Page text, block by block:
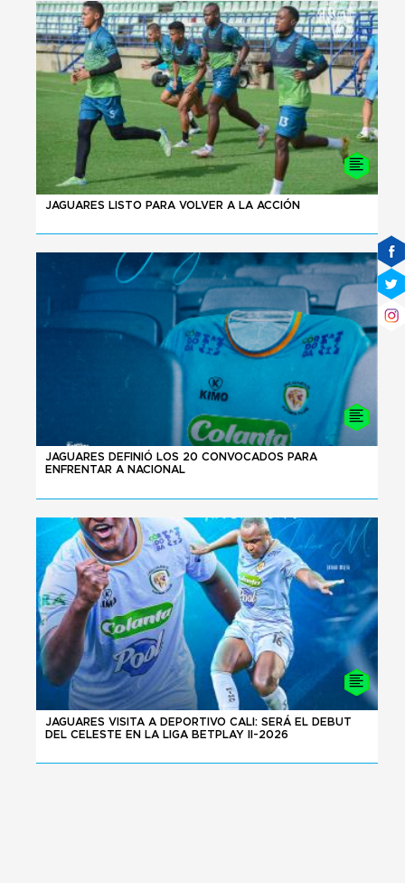
04 - 08 - 2026
JAGUARES LISTO PARA VOLVER A LA ACCIÓN
JAGUARES DEFINIÓ LOS 20 CONVOCADOS PARA
ENFRENTAR A NACIONAL
24 - 07 - 2026
JAGUARES VISITA A DEPORTIVO CALI: SERÁ EL DEBUT
DEL CELESTE EN LA LIGA BETPLAY II-2026